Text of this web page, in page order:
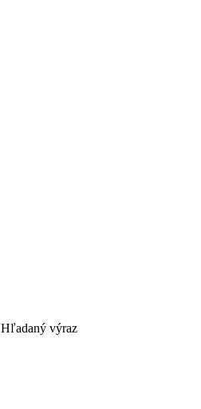
Hľadaný výraz